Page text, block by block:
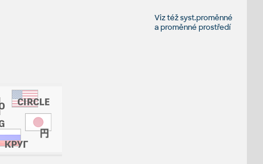
Viz téžsyst.proměnné
aproměnné prostředí